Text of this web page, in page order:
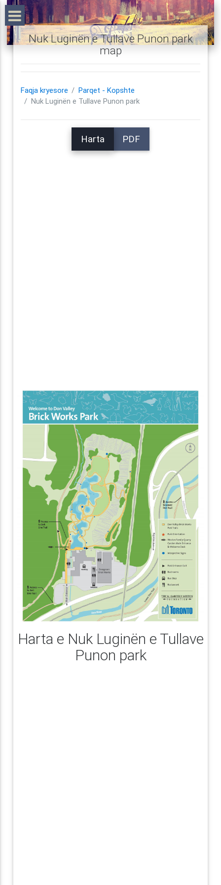
Nuk Luginën e Tullave Punon park
map
Faqja kryesore
Parqet - Kopshte
Nuk Luginën e Tullave Punon park
Harta PDF
Harta e Nuk Luginën e Tullave
Punon park